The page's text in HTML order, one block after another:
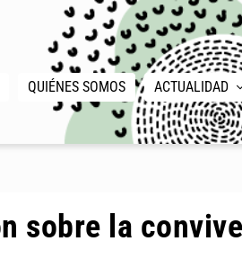
QUIÉNES SOMOS ACTUALIDAD
sobre la